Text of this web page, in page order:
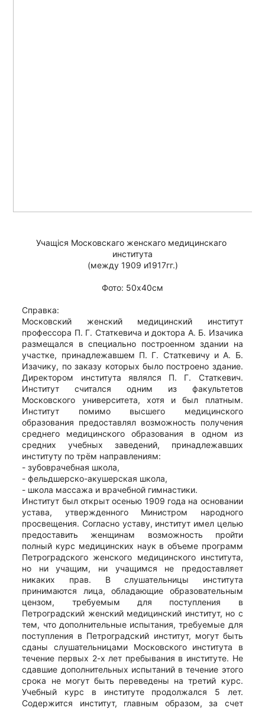
Учащiся Московскаго женскаго медицинскаго
института
(между 1909 и1917гг.)
Фото: 50х40см
Справка:
Московский женский медицинский институт
профессора П. Г. Статкевича и доктора А. Б. Изачика
размещался в специально построенном здании на
участке, принадлежавшем П. Г. Статкевичу и А. Б.
Изачику, по заказу которых было построено здание.
Директором института являлся П. Г. Статкевич.
Институт считался одним из факультетов
Московского университета, хотя и был платным.
Институт помимо высшего медицинского
образования предоставлял возможность получения
среднего медицинского образования в одном из
средних учебных заведений, принадлежавших
институту по трём направлениям:
- зубоврачебная школа,
- фельдшерско-акушерская школа,
- школа массажа и врачебной гимнастики.
Институт был открыт осенью 1909 года на основании
устава, утвержденного Министром народного
просвещения. Согласно уставу, институт имел целью
предоставить женщинам возможность пройти
полный курс медицинских наук в объеме программ
Петроградского женского медицинского института,
но ни учащим, ни учащимся не предоставляет
никаких прав. В слушательницы института
принимаются лица, обладающие образовательным
цензом, требуемым для поступления в
Петроградский женский медицинский институт, но с
тем, что дополнительные испытания, требуемые для
поступления в Петроградский институт, могут быть
сданы слушательницами Московского института в
течение первых 2-х лет пребывания в институте. Не
сдавшие дополнительных испытаний в течение этого
срока не могут быть переведены на третий курс.
Учебный курс в институте продолжался 5 лет.
Содержится институт, главным образом, за счет